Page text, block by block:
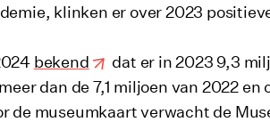
klinken er over 2023
bekend
dat er in 2023 9,3
dan de 7,1 miljoen van 2022 en
de museumkaart verwacht de